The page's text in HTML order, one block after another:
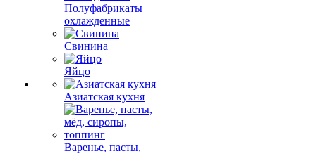
Полуфабрикаты
охлажденные
Свинина
Яйцо
Азиатская кухня
Варенье, пасты,